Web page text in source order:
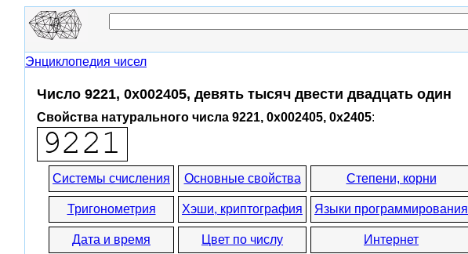
Энциклопедия чисел
Число 9221, 0x002405, девять тысяч двести двадцать один
Свойства натурального числа 9221, 0x002405, 0x2405:
Системы счисления Основные свойства Степени, корни
Тригонометрия Хэши, криптография Языки программирования
Дата и время Цвет по числу Интернет